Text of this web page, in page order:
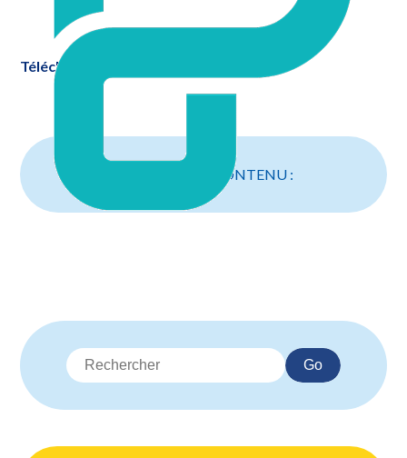
Télécharger cette fiche au format .pdf
PARTAGEZ CE CONTENU :
Go